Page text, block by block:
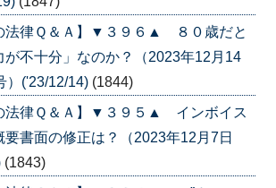
法律Ｑ＆Ａ】▼３９６▲ ８０歳だと
が不十分」なのか？（2023年12月14
）('23/12/14) (1844)
法律Ｑ＆Ａ】▼３９５▲ インボイス
書面の修正は？（2023年12月7日
(1843)